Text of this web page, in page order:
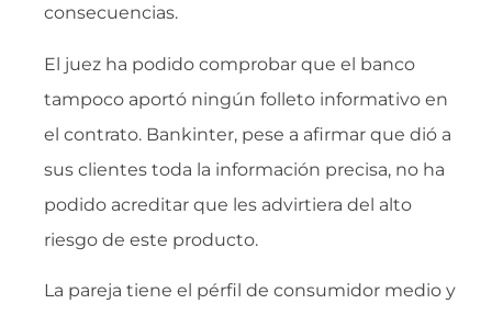
consecuencias.
El juez ha podido comprobar que el banco
tampoco aportó ningún folleto informativo en
el contrato. Bankinter, pese a afirmar que dió a
sus clientes toda la información precisa, no ha
podido acreditar que les advirtiera del alto
riesgo de este producto.
La pareja tiene el pérfil de consumidor medio y